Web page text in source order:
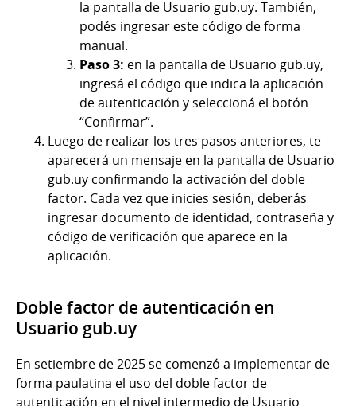
la pantalla de Usuario gub.uy. También,
podés ingresar este código de forma
manual.
Paso 3: en la pantalla de Usuario gub.uy,
ingresá el código que indica la aplicación
de autenticación y seleccioná el botón
“Confirmar”.
Luego de realizar los tres pasos anteriores, te
aparecerá un mensaje en la pantalla de Usuario
gub.uy confirmando la activación del doble
factor. Cada vez que inicies sesión, deberás
ingresar documento de identidad, contraseña y
código de verificación que aparece en la
aplicación.
Doble factor de autenticación en
Usuario gub.uy
En setiembre de 2025 se comenzó a implementar de
forma paulatina el uso del doble factor de
autenticación en el nivel intermedio de Usuario